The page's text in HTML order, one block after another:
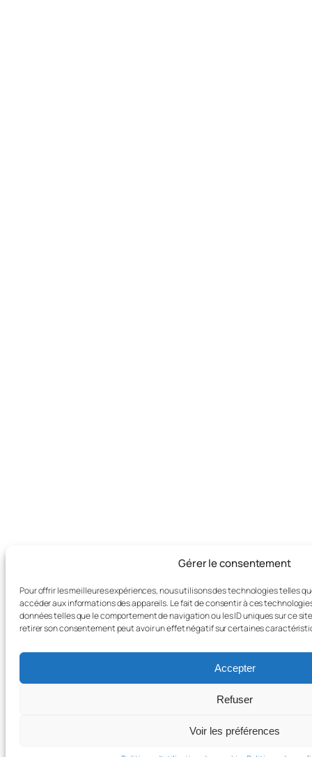
Gérer le consentement
Pour offrir les meilleures expériences, nous utilisons des technologies telles
accéder aux informations des appareils. Le fait de consentir à ces
données telles que le comportement de navigation ou les ID uniques sur ce
retirer son consentement peut avoir un effet négatif sur certaines
Accepter
Refuser
Voir les préférences